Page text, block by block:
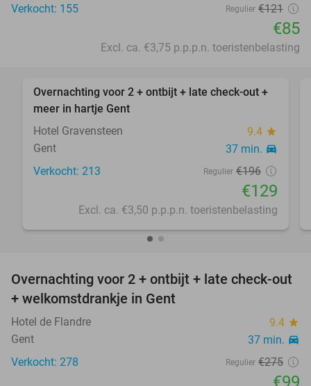
Verkocht: 155 Regulier €121
€85
Excl. ca. €3,75 p.p.p.n. toeristenbelasting
34%
Overnachting voor 2 + ontbijt + late check-out +
meer in hartje Gent
Hotel Gravensteen
9.4 star
Gent 37 min. directions_car
Verkocht: 213 Regulier €196
€129
Excl. ca. €3,50 p.p.p.n. toeristenbelasting
64%
Overnachting voor 2 + ontbijt + late check-out
+ welkomstdrankje in Gent
Hotel de Flandre 9.4 star
Gent 37 min. directions_car
Verkocht: 278 Regulier €275
€99